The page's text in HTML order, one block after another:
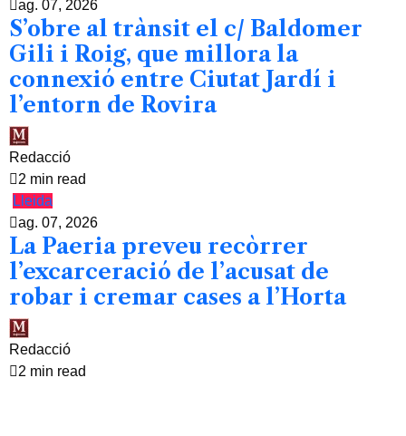
ag. 07, 2026
S’obre al trànsit el c/ Baldomer
Gili i Roig, que millora la
connexió entre Ciutat Jardí i
l’entorn de Rovira
Redacció
2 min read
Lleida
ag. 07, 2026
La Paeria preveu recòrrer
l’excarceració de l’acusat de
robar i cremar cases a l’Horta
Redacció
2 min read